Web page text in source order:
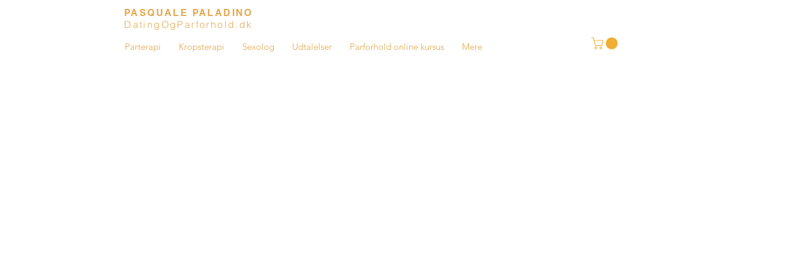
PASQUALE PALADINO
DatingOgParforhold.dk
Parterapi Kropsterapi Sexolog Udtalelser Parforhold online kursus Mere